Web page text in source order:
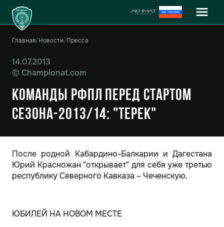
Главная/Новости/Пресса
14.07.2013
© Championat.com
Команды РФПЛ перед стартом
сезона-2013/14: "Терек"
После родной Кабардино-Балкарии и Дагестана
Юрий Красножан "открывает" для себя уже третью
республику Северного Кавказа – Чеченскую.
ЮБИЛЕЙ НА НОВОМ МЕСТЕ